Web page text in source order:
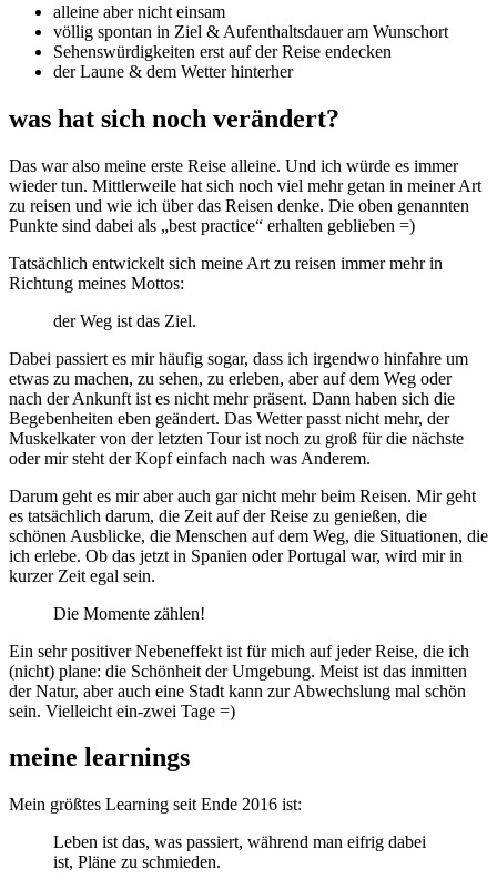
alleine aber nicht einsam
völlig spontan in Ziel & Aufenthaltsdauer am Wunschort
Sehenswürdigkeiten erst auf der Reise endecken
der Laune & dem Wetter hinterher
was hat sich noch verändert?
Das war also meine erste Reise alleine. Und ich würde es immer
wieder tun. Mittlerweile hat sich noch viel mehr getan in meiner Art
zu reisen und wie ich über das Reisen denke. Die oben genannten
Punkte sind dabei als „best practice“ erhalten geblieben =)
Tatsächlich entwickelt sich meine Art zu reisen immer mehr in
Richtung meines Mottos:
der Weg ist das Ziel.
Dabei passiert es mir häufig sogar, dass ich irgendwo hinfahre um
etwas zu machen, zu sehen, zu erleben, aber auf dem Weg oder
nach der Ankunft ist es nicht mehr präsent. Dann haben sich die
Begebenheiten eben geändert. Das Wetter passt nicht mehr, der
Muskelkater von der letzten Tour ist noch zu groß für die nächste
oder mir steht der Kopf einfach nach was Anderem.
Darum geht es mir aber auch gar nicht mehr beim Reisen. Mir geht
es tatsächlich darum, die Zeit auf der Reise zu genießen, die
schönen Ausblicke, die Menschen auf dem Weg, die Situationen, die
ich erlebe. Ob das jetzt in Spanien oder Portugal war, wird mir in
kurzer Zeit egal sein.
Die Momente zählen!
Ein sehr positiver Nebeneffekt ist für mich auf jeder Reise, die ich
(nicht) plane: die Schönheit der Umgebung. Meist ist das inmitten
der Natur, aber auch eine Stadt kann zur Abwechslung mal schön
sein. Vielleicht ein-zwei Tage =)
meine learnings
Mein größtes Learning seit Ende 2016 ist:
Leben ist das, was passiert, während man eifrig dabei
ist, Pläne zu schmieden.